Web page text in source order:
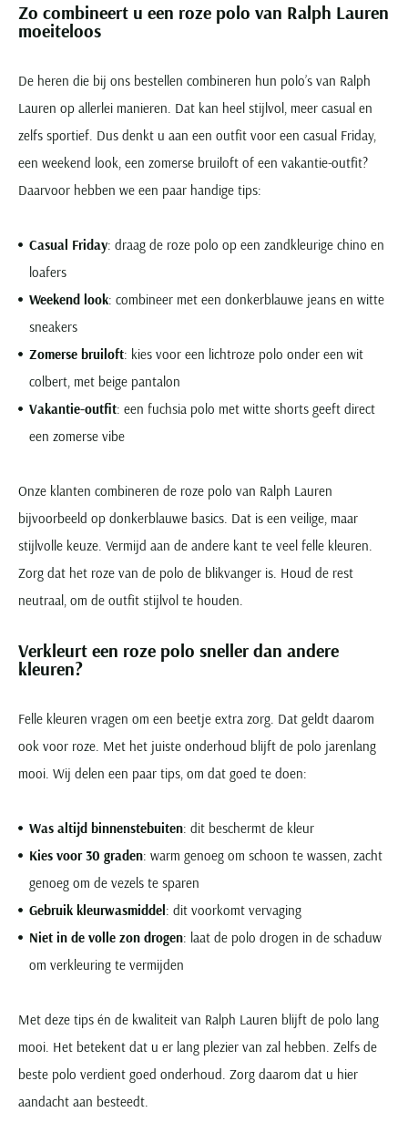
Zo combineert u een roze polo van Ralph Lauren
moeiteloos
De heren die bij ons bestellen combineren hun polo’s van Ralph
Lauren op allerlei manieren. Dat kan heel stijlvol, meer casual en
zelfs sportief. Dus denkt u aan een outfit voor een casual Friday,
een weekend look, een zomerse bruiloft of een vakantie-outfit?
Daarvoor hebben we een paar handige tips:
Casual Friday: draag de roze polo op een zandkleurige chino en
loafers
Weekend look: combineer met een donkerblauwe jeans en witte
sneakers
Zomerse bruiloft: kies voor een lichtroze polo onder een wit
colbert, met beige pantalon
Vakantie-outfit: een fuchsia polo met witte shorts geeft direct
een zomerse vibe
Onze klanten combineren de roze polo van Ralph Lauren
bijvoorbeeld op donkerblauwe basics. Dat is een veilige, maar
stijlvolle keuze. Vermijd aan de andere kant te veel felle kleuren.
Zorg dat het roze van de polo de blikvanger is. Houd de rest
neutraal, om de outfit stijlvol te houden.
Verkleurt een roze polo sneller dan andere
kleuren?
Felle kleuren vragen om een beetje extra zorg. Dat geldt daarom
ook voor roze. Met het juiste onderhoud blijft de polo jarenlang
mooi. Wij delen een paar tips, om dat goed te doen:
Was altijd binnenstebuiten: dit beschermt de kleur
Kies voor 30 graden: warm genoeg om schoon te wassen, zacht
genoeg om de vezels te sparen
Gebruik kleurwasmiddel : dit voorkomt vervaging
Niet in de volle zon drogen: laat de polo drogen in de schaduw
om verkleuring te vermijden
Met deze tips én de kwaliteit van Ralph Lauren blijft de polo lang
mooi. Het betekent dat u er lang plezier van zal hebben. Zelfs de
beste polo verdient goed onderhoud. Zorg daarom dat u hier
aandacht aan besteedt.